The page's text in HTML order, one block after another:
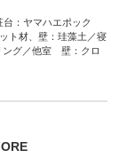
：ヤマハエポック
ト材、壁：珪藻土／寝
グ／他室 壁：クロ